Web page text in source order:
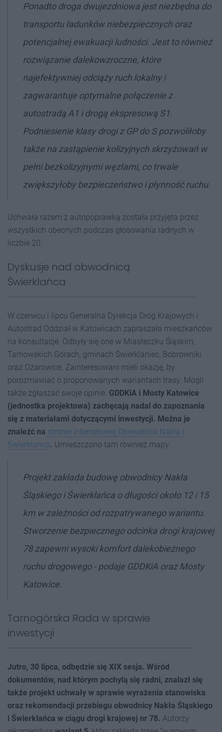
Ponadto droga dwujezdniowa jest niezbędna do
transportu ładunków niebezpiecznych oraz
potencjalnej ewakuacji ludności. Jest to również
rozwiązanie dalekowzroczne, które
najefektywniej odciąży ruch lokalny i
zagwarantuje optymalne połączenie z
autostradą A1 i drogą ekspresową S1.
Podniesienie klasy drogi z GP do S pozwoliłoby
także na zastąpienie kolizyjnych skrzyżowań w
pełni bezkolizyjnymi węzłami, co trwale
zwiększyłoby bezpieczeństwo i płynność ruchu.
Uchwała razem z autopoprawką została przyjęta przez
wszystkich obecnych podczas głosowania radnych w
liczbie 20.
Dyskusje nad obwodnicą
Świerklańca
W czerwcu i lipcu Generalna Dyrekcja Dróg Krajowych i
Autostrad Oddział w Katowicach zapraszała mieszkańców
na konsultacje. Odbyły się one w Miasteczku Śląskim,
Tarnowskich Górach, gminach Świerklaniec, Bobrowniki
oraz Ożarowice. Zainteresowani mieli okazję, by
porozmawiać o proponowanych wariantach trasy. Mogli
także zgłaszać swoje opinie. GDDKiA i Mosty Katowice
(jednostka projektowa) zachęcają nadal do zapoznania
się z materiałami dotyczącymi inwestycji. Można je
znaleźć na stronie internetowej Obwodnica Nakła i
Świerklańca. Umieszczono tam również mapy.
Projekt zakłada budowę obwodnicy Nakła
Śląskiego i Świerklańca o długości około 12 i 15
km w zależności od rozpatrywanego wariantu.
Stworzenie bezpiecznego odcinka drogi krajowej
78 zapewni wysoki komfort dalekobieżnego
ruchu drogowego - podaje GDDKiA oraz Mosty
Katowice.
Tarnogórska Rada w sprawie
inwestycji
Jutro, 30 lipca, odbędzie się XIX sesja. Wśród
dokumentów, nad którym pochylą się radni, znalazł się
także projekt uchwały w sprawie wyrażenia stanowiska
oraz rekomendacji przebiegu obwodnicy Nakła Śląskiego
i Świerklańca w ciągu drogi krajowej nr 78. Autorzy